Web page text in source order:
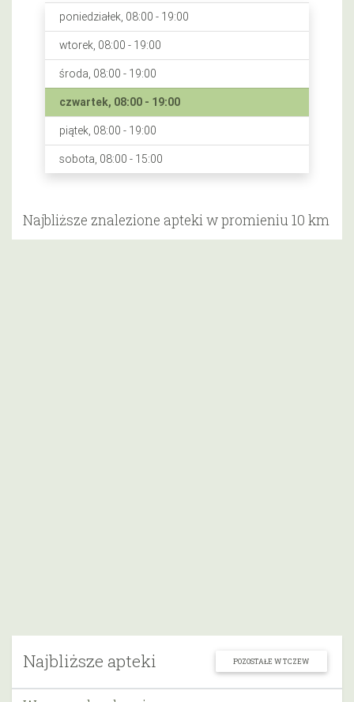
Najbliższe apteki POZOSTAŁE W TCZEW
poniedziałek, 08:00 - 19:00
wtorek, 08:00 - 19:00
środa, 08:00 - 19:00
czwartek, 08:00 - 19:00
piątek, 08:00 - 19:00
sobota, 08:00 - 15:00
Najbliższe znalezione apteki w promieniu 10 km